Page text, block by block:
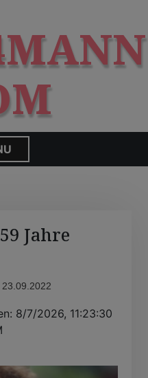
Jahre
8/7/2026, 11:23:30